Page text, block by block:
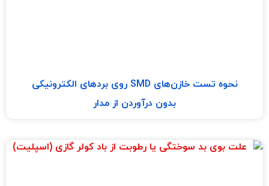
نحوه تست خازن‌های SMD روی بردهای الکترونیکی
بدون درآوردن از مدار